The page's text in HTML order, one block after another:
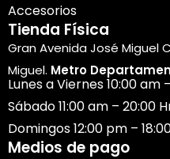
Accesorios
Tienda Física
Gran Avenida José Miguel
Miguel. Metro
Lunes a Viernes 10:00 am
Sábado 11:00 am – 20:00
Domingos 12:00 pm –
Medios de pago